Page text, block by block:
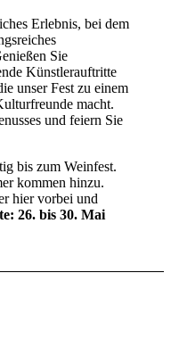
Erlebnis, bei dem
Sie
Künstlerauftritte
unser Fest zu einem
macht.
und feiern Sie
bis zum Weinfest.
kommen hinzu.
hier vorbei und
26. bis 30. Mai